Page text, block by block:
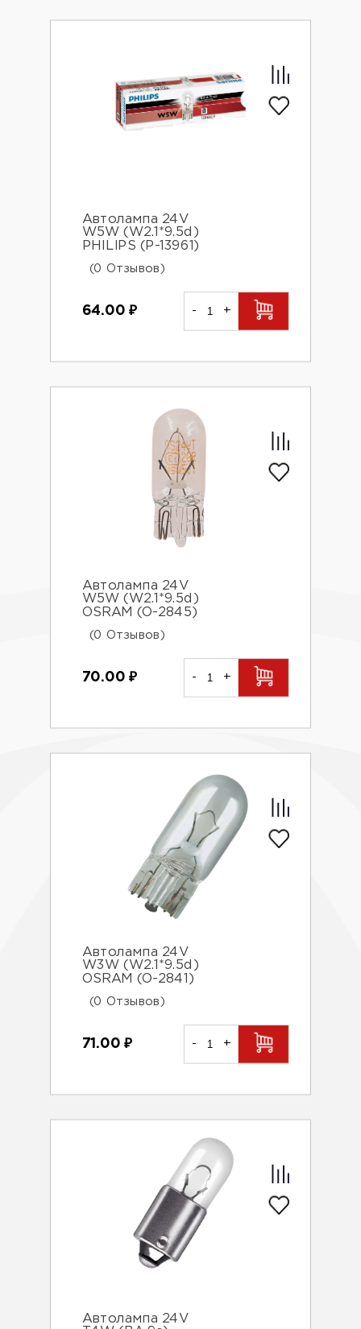
Автолампа 24V
W5W (W2.1*9.5d)
PHILIPS (P-13961)
(0 Отзывов)
64.00 ₽ - +
Автолампа 24V
W5W (W2.1*9.5d)
OSRAM (O-2845)
(0 Отзывов)
70.00 ₽ - +
Автолампа 24V
W3W (W2.1*9.5d)
OSRAM (O-2841)
(0 Отзывов)
71.00₽ - +
Автолампа 24V